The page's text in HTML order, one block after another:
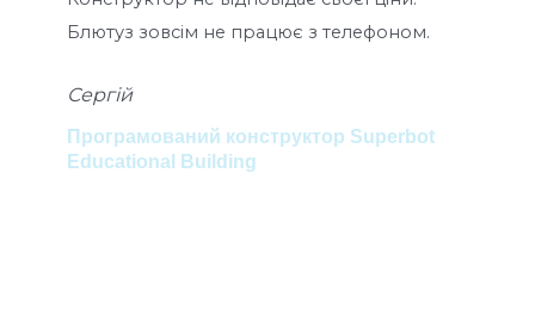
Блютуз зовсім не працює з телефоном.
Сергій
Програмований конструктор Superbot
Educational Building